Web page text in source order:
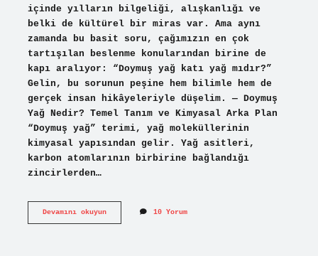
içinde yılların bilgeliği, alışkanlığı ve
belki de kültürel bir miras var. Ama aynı
zamanda bu basit soru, çağımızın en çok
tartışılan beslenme konularından birine de
kapı aralıyor: “Doymuş yağ katı yağ mıdır?”
Gelin, bu sorunun peşine hem bilimle hem de
gerçek insan hikâyeleriyle düşelim. — Doymuş
Yağ Nedir? Temel Tanım ve Kimyasal Arka Plan
“Doymuş yağ” terimi, yağ moleküllerinin
kimyasal yapısından gelir. Yağ asitleri,
karbon atomlarının birbirine bağlandığı
zincirlerden…
Devamını okuyunDoymuş
10 Yorum